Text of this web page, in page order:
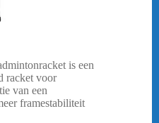
is een
racket voor
van een
framestabiliteit